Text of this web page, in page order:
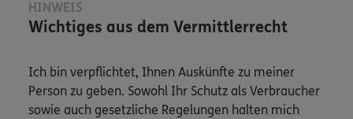
HINWEIS
Wichtiges aus dem Vermittlerrecht
Ich bin verpflichtet, Ihnen Auskünfte zu meiner
Person zu geben. Sowohl Ihr Schutz als Verbraucher
sowie auch gesetzliche Regelungen halten mich